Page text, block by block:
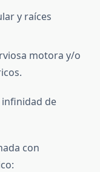
y raíces
motora y/o
de
con